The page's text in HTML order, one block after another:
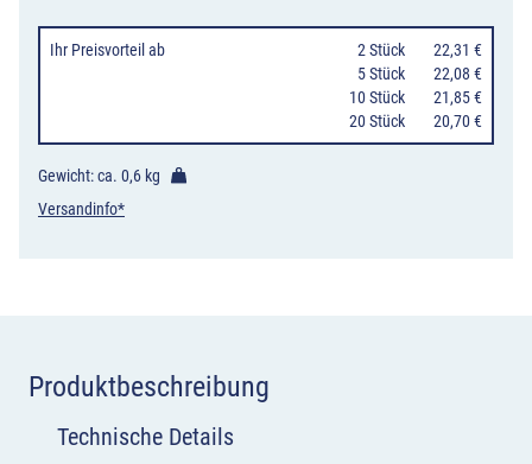
Ihr Preisvorteil ab 2 Stück
22,31 €
5 Stück
22,08 €
10 Stück
21,85 €
20 Stück
20,70 €
Gewicht: ca. 0,6 kg
Versandinfo*
Produktbeschreibung
Technische Details